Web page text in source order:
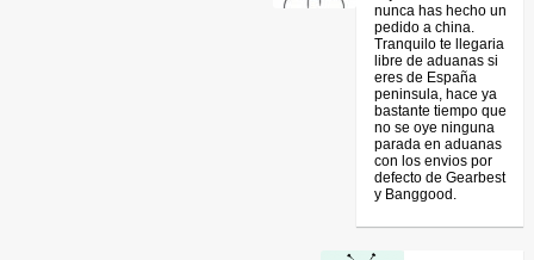
nunca has hecho un
pedido a china.
Tranquilo te llegaria
libre de aduanas si
eres de España
peninsula, hace ya
bastante tiempo que
no se oye ninguna
parada en aduanas
con los envios por
defecto de Gearbest
y Banggood.